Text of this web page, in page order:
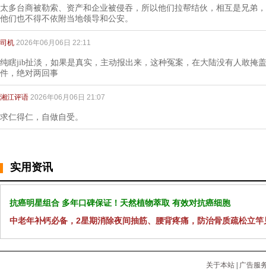
太多台商被勒索、资产和企业被侵吞，所以他们拉帮结伙，相互是兄
他们也不得不依附当地领导和公安。
司机 2026年06月06日 22:11
纯瞎jib扯淡，如果是真实，主动报出来，这种冤案，在大陆没有人敢掩
件，绝对两回事
湘江评语 2026年06月06日 21:07
求仁得仁，自做自受。
实用资讯
抗癌明星组合 多年口碑保证！天然植物萃取 有效对抗癌细胞
中老年补钙必备，2星期消除夜间抽筋、腰背疼痛，防治骨质疏松立竿
关于本站
广告服